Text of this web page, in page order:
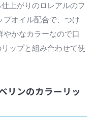
上がりのロレアルのフ
プオイル配合で、つけ
かなカラーなので口
ップと組み合わせて使
リンのカラーリッ